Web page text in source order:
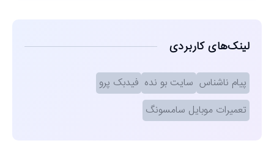
لینک‌های کاربردی
پیام ناشناس سایت بو نده فیدبک پرو
تعمیرات موبایل سامسونگ